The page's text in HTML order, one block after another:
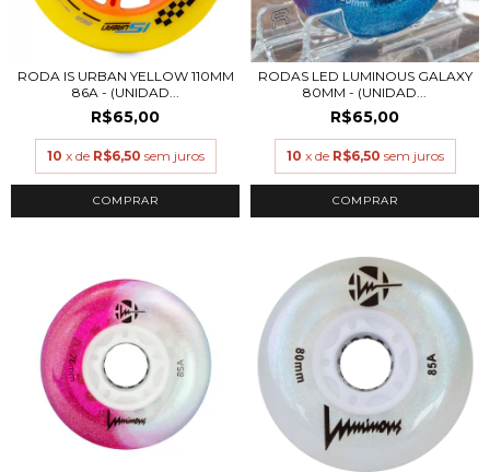
RODA IS URBAN YELLOW 110MM
86A - (UNIDAD...
R$65,00
10 x de R$6,50 sem juros
RODAS LED LUMINOUS GALAXY
80MM - (UNIDAD...
R$65,00
10 x de R$6,50 sem juros
COMPRAR